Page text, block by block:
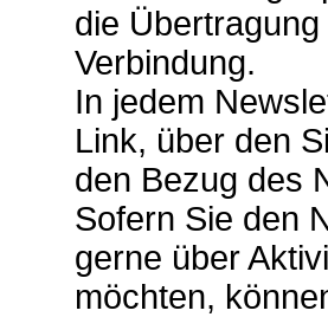
die
Verbindung.
In jedem
Link, über den
den Bezug des
Sofern Sie den
gerne über
möchten,